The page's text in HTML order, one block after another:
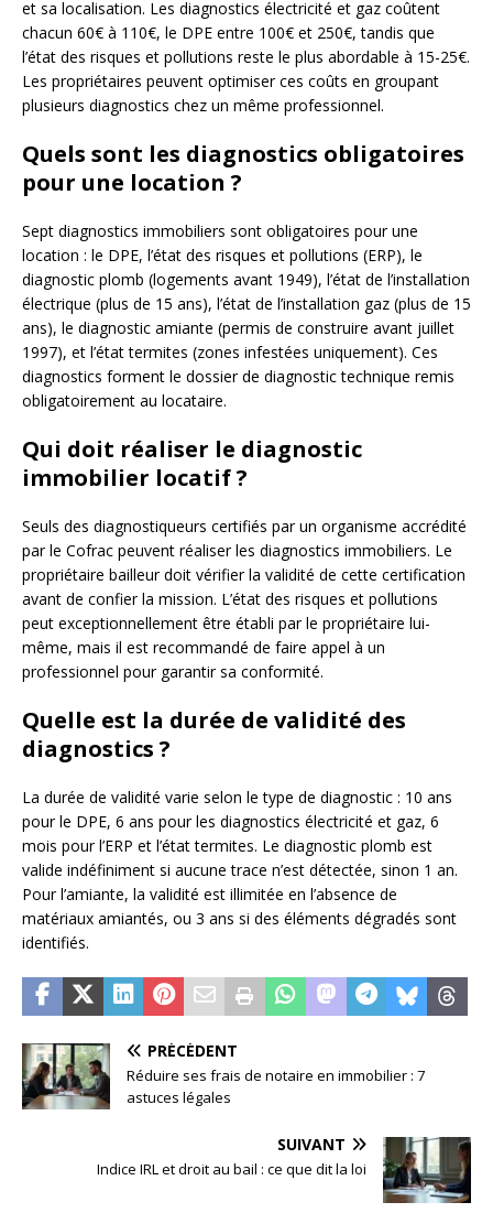
et sa localisation. Les diagnostics électricité et gaz coûtent
chacun 60€ à 110€, le DPE entre 100€ et 250€, tandis que
l’état des risques et pollutions reste le plus abordable à 15-25€.
Les propriétaires peuvent optimiser ces coûts en groupant
plusieurs diagnostics chez un même professionnel.
Quels sont les diagnostics obligatoires
pour une location ?
Sept diagnostics immobiliers sont obligatoires pour une
location : le DPE, l’état des risques et pollutions (ERP), le
diagnostic plomb (logements avant 1949), l’état de l’installation
électrique (plus de 15 ans), l’état de l’installation gaz (plus de 15
ans), le diagnostic amiante (permis de construire avant juillet
1997), et l’état termites (zones infestées uniquement). Ces
diagnostics forment le dossier de diagnostic technique remis
obligatoirement au locataire.
Qui doit réaliser le diagnostic
immobilier locatif ?
Seuls des diagnostiqueurs certifiés par un organisme accrédité
par le Cofrac peuvent réaliser les diagnostics immobiliers. Le
propriétaire bailleur doit vérifier la validité de cette certification
avant de confier la mission. L’état des risques et pollutions
peut exceptionnellement être établi par le propriétaire lui-
même, mais il est recommandé de faire appel à un
professionnel pour garantir sa conformité.
Quelle est la durée de validité des
diagnostics ?
La durée de validité varie selon le type de diagnostic : 10 ans
pour le DPE, 6 ans pour les diagnostics électricité et gaz, 6
mois pour l’ERP et l’état termites. Le diagnostic plomb est
valide indéfiniment si aucune trace n’est détectée, sinon 1 an.
Pour l’amiante, la validité est illimitée en l’absence de
matériaux amiantés, ou 3 ans si des éléments dégradés sont
identifiés.
PRÉCÉDENT
Réduire ses frais de notaire en immobilier : 7
astuces légales
SUIVANT
Indice IRL et droit au bail : ce que dit la loi